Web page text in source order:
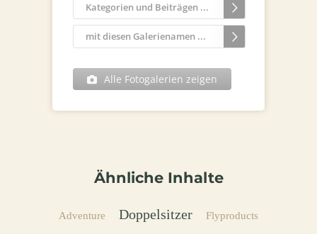
Kategorien und Beiträgen ...
mit diesen Galerienamen ...
Alle Fotogalerien zeigen
Ähnliche Inhalte
Adventure Doppelsitzer Flyproducts